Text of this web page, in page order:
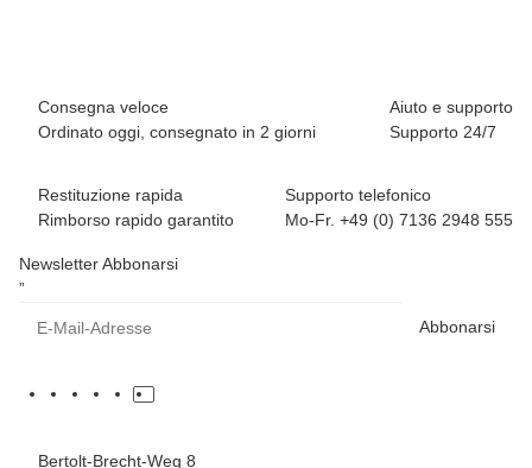
Consegna veloce
Ordinato oggi, consegnato in 2 giorni
Aiuto e supporto
Supporto 24/7
Restituzione rapida
Rimborso rapido garantito
Supporto telefonico
Mo-Fr. +49 (0) 7136 2948 555
Newsletter Abbonarsi
”
Abbonarsi
Bertolt-Brecht-Weg 8